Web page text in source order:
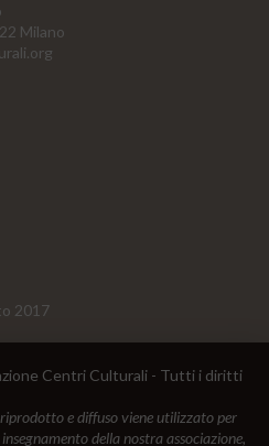
Milano
2017
Centri Culturali - Tutti i diritti
e diffuso viene utilizzato per
della nostra associazione,